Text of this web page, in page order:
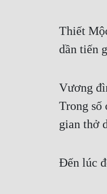
Thiết
dần tiến
Vương
Trong số
gian thở
Đến lúc